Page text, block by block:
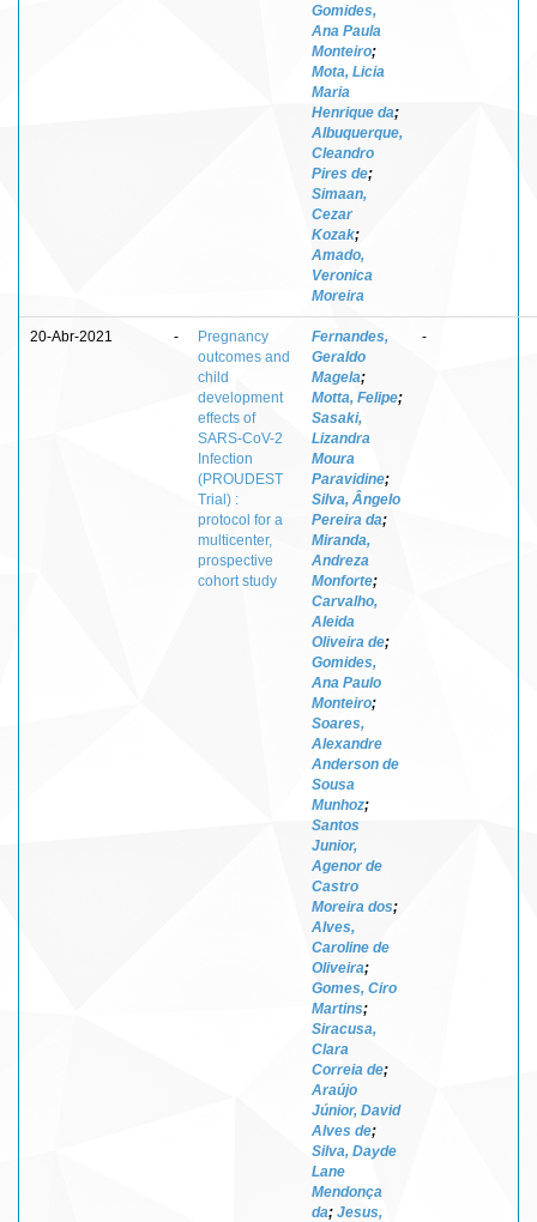
Gomides,
Ana Paula
Monteiro;
Mota, Licia
Maria
Henrique da;
Albuquerque,
Cleandro
Pires de;
Simaan,
Cezar
Kozak;
Amado,
Veronica
Moreira
20-Abr-2021 -
Pregnancy
outcomes and
child
development
effects of
SARS-CoV-2
Infection
(PROUDEST
Trial) :
protocol for a
multicenter,
prospective
cohort study
Fernandes,
Geraldo
Magela;
Motta, Felipe;
Sasaki,
Lizandra
Moura
Paravidine;
Silva, Ângelo
Pereira da;
Miranda,
Andreza
Monforte;
Carvalho,
Aleida
Oliveira de;
Gomides,
Ana Paulo
Monteiro;
Soares,
Alexandre
Anderson de
Sousa
Munhoz;
Santos
Junior,
Agenor de
Castro
Moreira dos;
Alves,
Caroline de
Oliveira;
Gomes, Ciro
Martins;
Siracusa,
Clara
Correia de;
Araújo
Júnior, David
Alves de;
Silva, Dayde
Lane
Mendonça
da; Jesus,
-